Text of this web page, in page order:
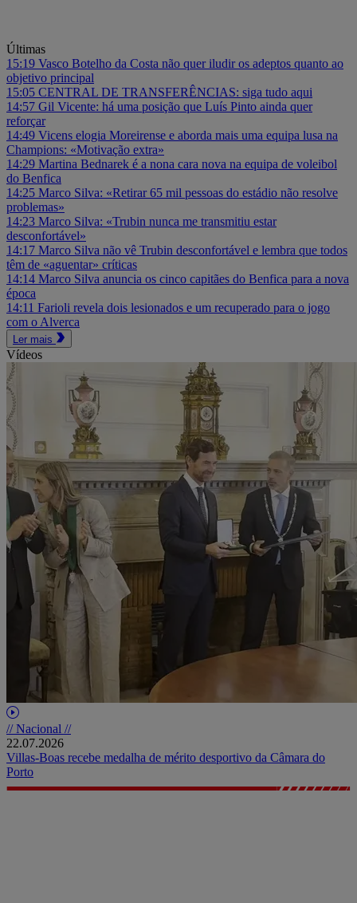
Últimas
15:19 Vasco Botelho da Costa não quer iludir os adeptos quanto ao
objetivo principal
15:05 CENTRAL DE TRANSFERÊNCIAS: siga tudo aqui
14:57 Gil Vicente: há uma posição que Luís Pinto ainda quer
reforçar
14:49 Vicens elogia Moreirense e aborda mais uma equipa lusa na
Champions: «Motivação extra»
14:29 Martina Bednarek é a nona cara nova na equipa de voleibol
do Benfica
14:25 Marco Silva: «Retirar 65 mil pessoas do estádio não resolve
problemas»
14:23 Marco Silva: «Trubin nunca me transmitiu estar
desconfortável»
14:17 Marco Silva não vê Trubin desconfortável e lembra que todos
têm de «aguentar» críticas
14:14 Marco Silva anuncia os cinco capitães do Benfica para a nova
época
14:11 Farioli revela dois lesionados e um recuperado para o jogo
com o Alverca
Ler mais
Vídeos
// Nacional //
22.07.2026
Villas-Boas recebe medalha de mérito desportivo da Câmara do
Porto